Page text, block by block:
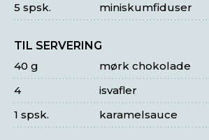
miniskumfiduser
5 spsk.
TIL SERVERING
mørk chokolade
40 g
isvafler
4
karamelsauce
1 spsk.